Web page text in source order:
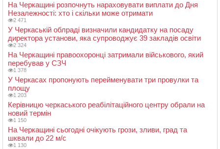
На Черкащині розпочнуть нараховувати виплати до Дня
Незалежності: хто і скільки може отримати
2 471
У Черкаській облраді визначили кандидатку на посаду
директора установи, яка супроводжує 39 закладів освіти
2 324
На Черкащині правоохоронці затримали військового, який
перебував у СЗЧ
1 378
У Черкасах пропонують перейменувати три провулки та
площу
1 203
Керівницю черкаського реабілітаційного центру обрали на
новий термін
1 150
На Черкащині сьогодні очікують грози, зливи, град та
шквали до 22 м/с
1 130